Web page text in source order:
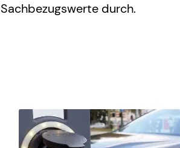
Sachbezugswerte durch.